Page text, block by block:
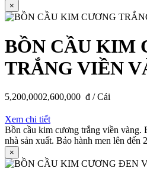
×
BỒN CẦU KIM
TRẮNG VIỀN
5,200,0002,600,000 đ / Cái
Xem chi tiết
Bồn cầu kim cương trắng viền vàng.
nhà sản xuất. Bảo hành men lên đến
×